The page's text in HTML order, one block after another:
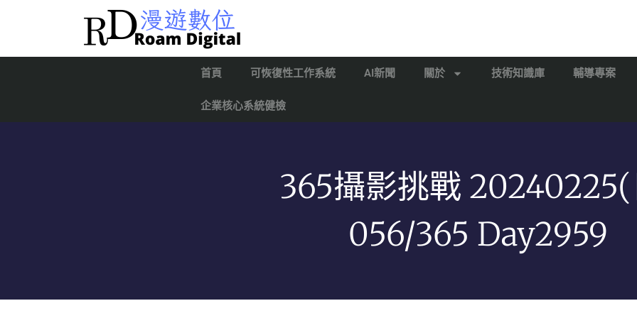
首頁 可恢復性工作系統 AI新聞 關於 技術知識庫 輔導專案
企業核心系統健檢
365攝影挑戰
056/365 Day2959